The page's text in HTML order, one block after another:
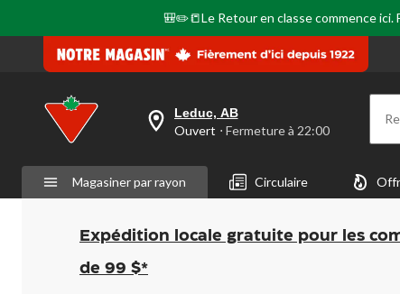
🎒✏️📒Le Retour en classe commence
votre
est
Leduc,
AB,
Ouvert,
Fermeture
à
Leduc, AB
Ouvert ⋅ Fermeture à 22:00
Magasiner par rayon Circulaire
Expédition locale gratuite pour les
de 99 $*